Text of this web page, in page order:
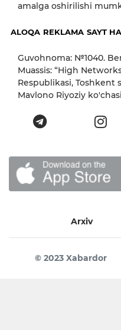
amalga oshirilishi
ALOQA REKLAMA SAYT
Guvohnoma: №1040.
Muassis: “High
Respublikasi, Toshkent
Mavlono Riyoziy
Arxiv
© 2023 Xabardor